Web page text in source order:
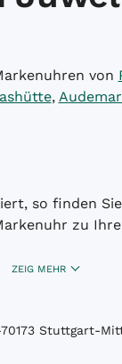
von
,
so finden
zu
ZEIG MEHR
Stuttgart-